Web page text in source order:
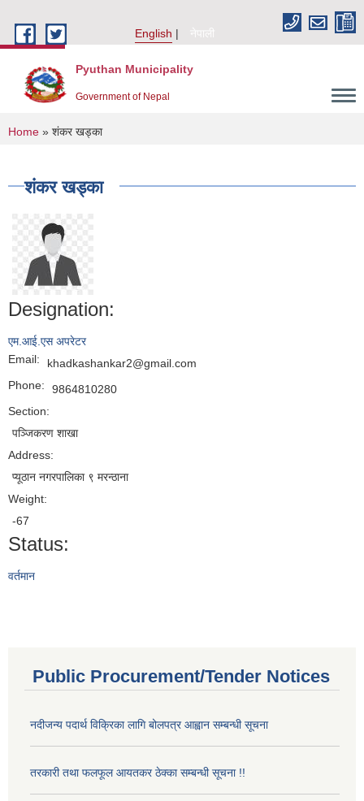
English
नेपाली
Pyuthan Municipality
Government of Nepal
You are here
Home » शंकर खड्का
शंकर खड्का
Designation:
एम.आई.एस अपरेटर
Email:
khadkashankar2@gmail.com
Phone:
9864810280
Section:
पञ्जिकरण शाखा
Address:
प्यूठान नगरपालिका ९ मरन्ठाना
Weight:
-67
Status:
वर्तमान
Public Procurement/Tender Notices
नदीजन्य पदार्थ विक्रिका लागि बोलपत्र आह्वान सम्बन्धी सूचना
तरकारी तथा फलफूल आयतकर ठेक्का सम्बन्धी सूचना !!